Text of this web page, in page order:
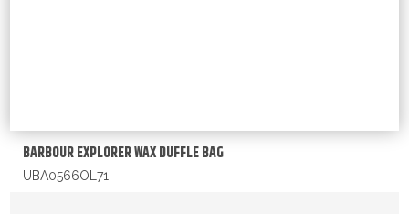
BARBOUR EXPLORER WAX DUFFLE BAG
UBA0566OL71